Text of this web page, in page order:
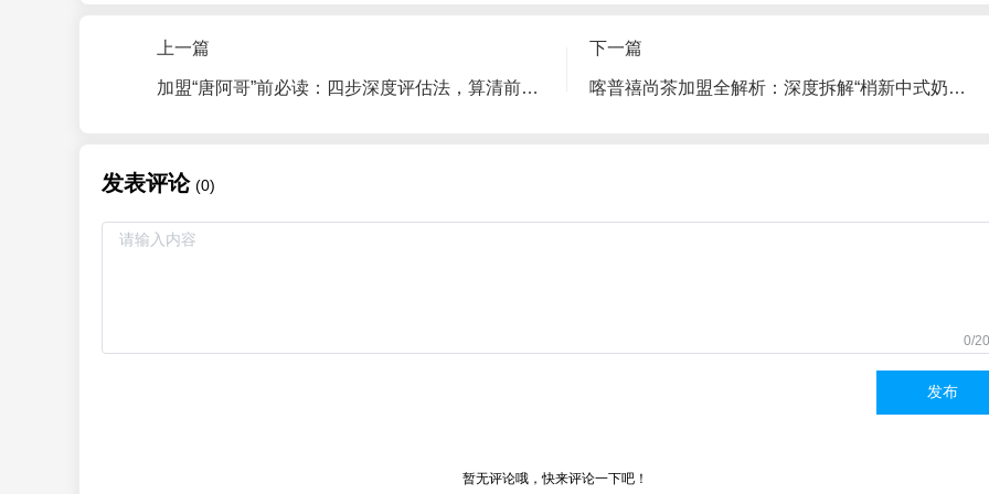
上一篇
加盟“唐阿哥”前必读：四步深度评估法，算清前景与风险
下一篇
喀普禧尚茶加盟全解析：深度拆解“梢新中式奶茶”品牌的优势、流程与风险
发表评论 (0)
0/
发布
暂无评论哦，快来评论一下吧！